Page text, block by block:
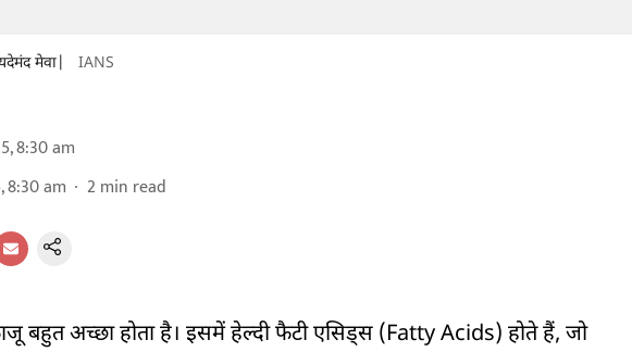
मेवा| IANS
8:30 am
8:30 am 2 min read
बहुत अच्छा होता है। इसमें हेल्दी फैटी एसिड्स (Fatty Acids) होते हैं, जो